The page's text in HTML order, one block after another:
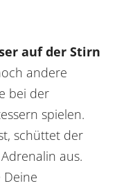
auf der Stirn
andere
bei der
spielen.
schüttet der
aus.
Deine